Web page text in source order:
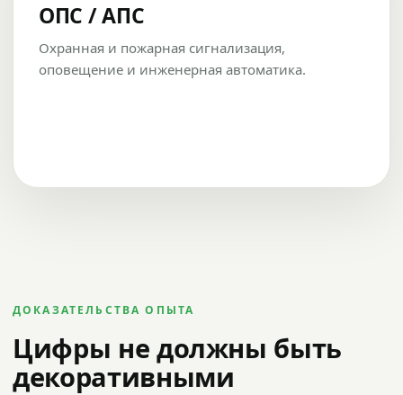
ОПС / АПС
Охранная и пожарная сигнализация,
оповещение и инженерная автоматика.
ДОКАЗАТЕЛЬСТВА ОПЫТА
Цифры не должны быть
декоративными